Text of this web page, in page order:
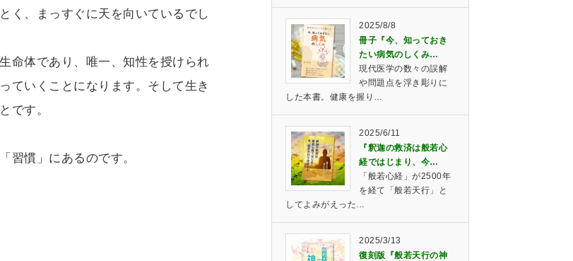
く、まっすぐに天を向いているでし
命体であり、唯一、知性を授けられ
ていくことになります。そして生き
です。
習慣」にあるのです。
2025/8/8
冊子『今、知っておき
たい病気のしくみ…
現代医学の数々の誤解
や問題点を浮き彫りに
した本書。健康を握り…
2025/6/11
『釈迦の救済は般若心
経ではじまり、今…
「般若心経」が2500年
を経て「般若天行」と
してよみがえった…
2025/3/13
復刻版『般若天行の神